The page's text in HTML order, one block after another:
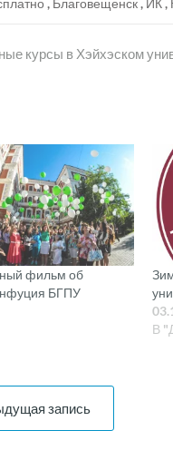
курсы в Хэйхэском
фильм об
БГПУ
В
запись